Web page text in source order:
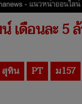
ดือนละ 5
สุทิน PT ม157